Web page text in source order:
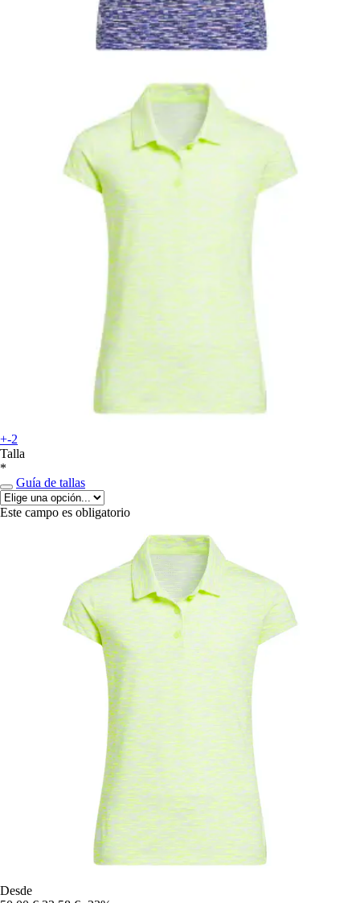
+-2
Talla
*
Guía de tallas
Este campo es obligatorio
Desde